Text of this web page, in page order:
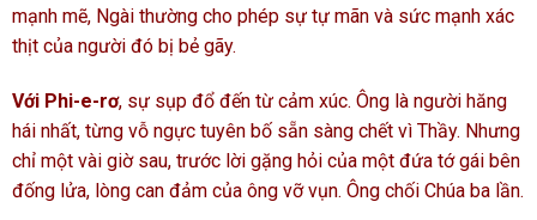
mạnh mẽ, Ngài thường cho phép sự tự mãn và sức mạnh xác
thịt của người đó bị bẻ gãy.
Với Phi-e-rơ, sự sụp đổ đến từ cảm xúc. Ông là người hăng
hái nhất, từng vỗ ngực tuyên bố sẵn sàng chết vì Thầy. Nhưng
chỉ một vài giờ sau, trước lời gặng hỏi của một đứa tớ gái bên
đống lửa, lòng can đảm của ông vỡ vụn. Ông chối Chúa ba lần.